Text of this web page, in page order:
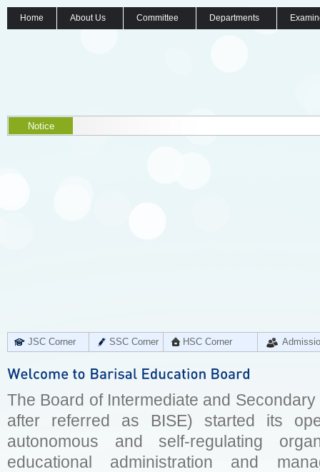
Home About Us Committee Departments
Notice
JSC Corner SSC Corner HSC Corner
The Board of Intermediate and
after referred as BISE) started its
autonomous and self-regulating
educational administration and